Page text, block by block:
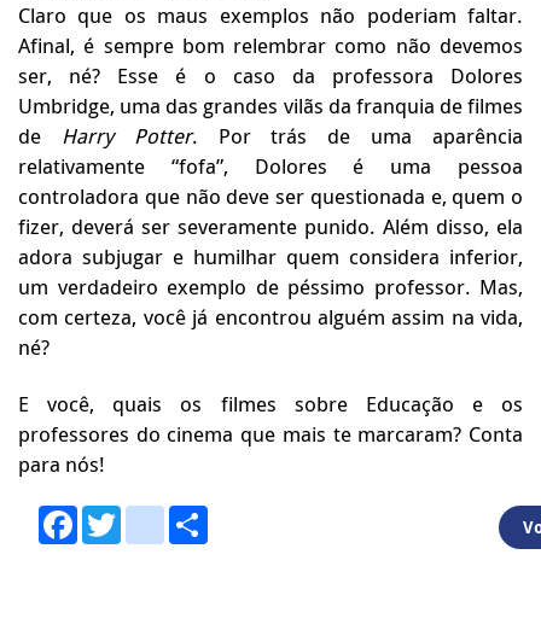
Claro que os maus exemplos não poderiam faltar.
Afinal, é sempre bom relembrar como não devemos
ser, né? Esse é o caso da professora Dolores
Umbridge, uma das grandes vilãs da franquia de filmes
de Harry Potter. Por trás de uma aparência
relativamente “fofa”, Dolores é uma pessoa
controladora que não deve ser questionada e, quem o
fizer, deverá ser severamente punido. Além disso, ela
adora subjugar e humilhar quem considera inferior,
um verdadeiro exemplo de péssimo professor. Mas,
com certeza, você já encontrou alguém assim na vida,
né?
E você, quais os filmes sobre Educação e os
professores do cinema que mais te marcaram? Conta
para nós!
FacebookTwitteryoutube